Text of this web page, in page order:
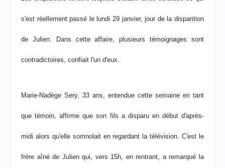
s'est réellement passé le lundi 29 janvier, jour de la disparition
de Julien. Dans cette affaire, plusieurs témoignages sont
contradictoires, confiait l'un d'eux.
Marie-Nadège Sery, 33 ans, entendue cette semaine en tant
que témoin, affirme que son fils a disparu en début d'après-
midi alors qu'elle somnolait en regardant la télévision. C'est le
frère aîné de Julien qui, vers 15h, en rentrant, a remarqué la